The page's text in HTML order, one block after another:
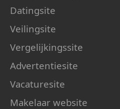
Datingsite
Veilingsite
Vergelijkingssite
Advertentiesite
Vacaturesite
Makelaar website